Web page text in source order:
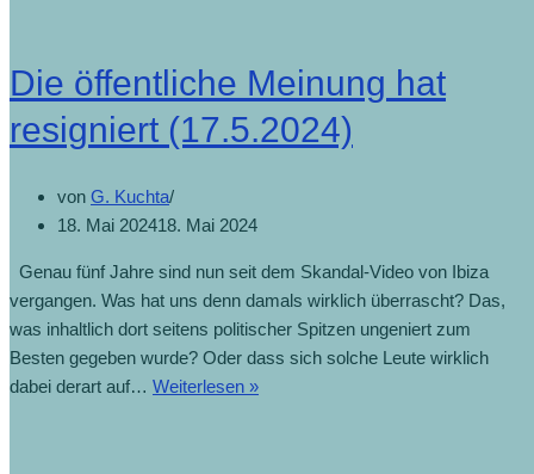
Die öffentliche Meinung hat
resigniert (17.5.2024)
von G. Kuchta
18. Mai 202418. Mai 2024
Genau fünf Jahre sind nun seit dem Skandal-Video von Ibiza
vergangen. Was hat uns denn damals wirklich überrascht? Das,
was inhaltlich dort seitens politischer Spitzen ungeniert zum
Besten gegeben wurde? Oder dass sich solche Leute wirklich
dabei derart auf… Weiterlesen »